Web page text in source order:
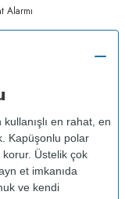
Alarmı
en rahat, en
Kapüşonlu polar
korur. Üstelik çok
et imkanıda
ve kendi